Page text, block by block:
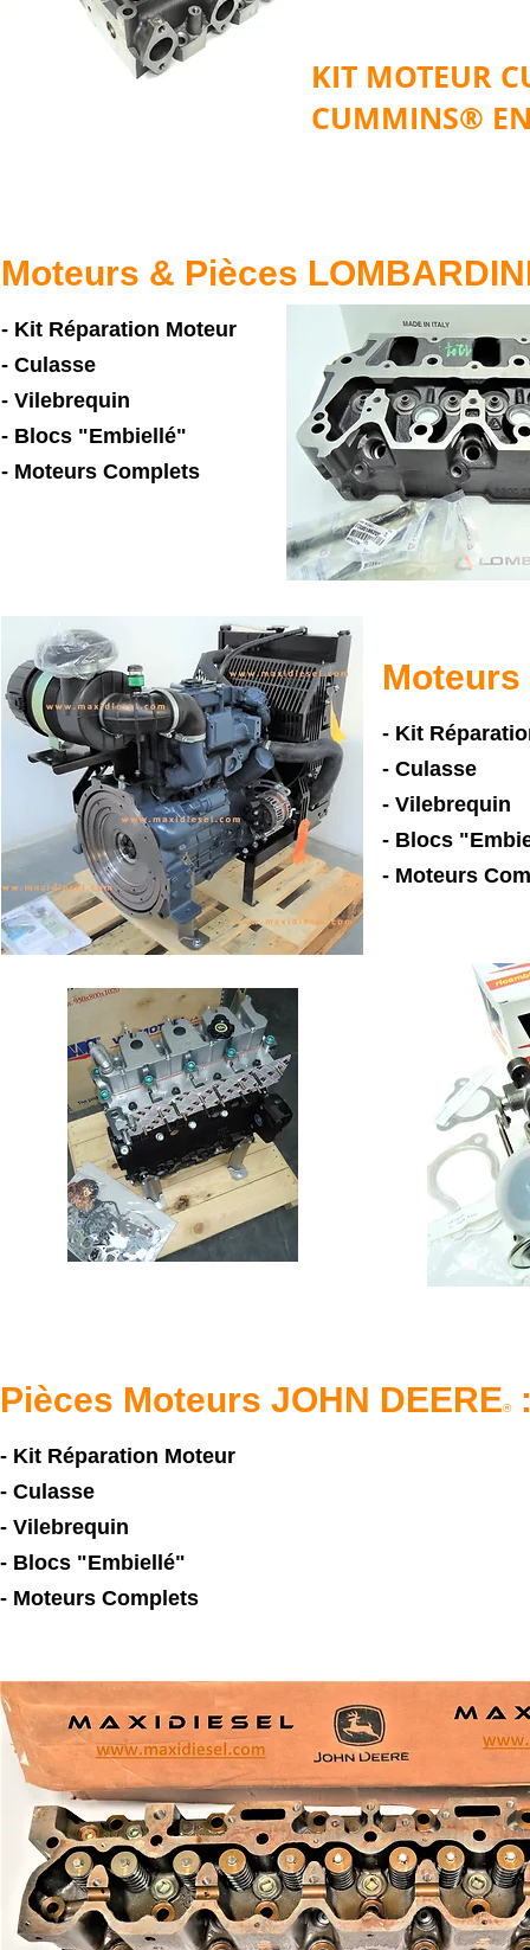
KIT MOTEUR
CUMMINS®
Moteurs & Pièces
- Kit Réparation Moteur
- Culasse
- Vilebrequin
- Blocs "Embiellé"
- Moteurs Complets
Moteurs
- Kit
- Culasse
- Vilebrequin
- Blocs
- Moteurs
Pièces Moteurs JOHN DEERE®
- Kit Réparation Moteur
- Culasse
- Vilebrequin
- Blocs "Embiellé"
- Moteurs Complets